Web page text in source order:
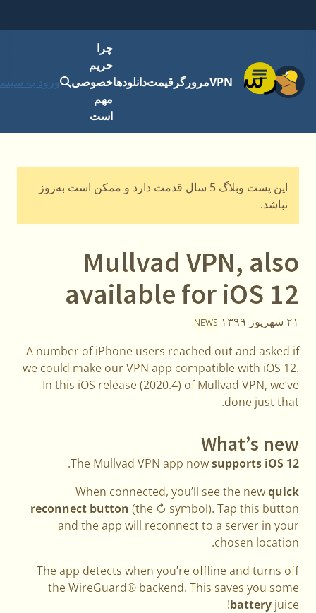
فهرست
VPNمرورگرقیمتدانلودها
چرا
حریم
خصوصی
مهم
است
ورود به
این پست وبلاگ 5 سال قدمت دارد و ممکن است به‌روز
نباشد.
Mullvad VPN, also
available for iOS 12
۲۱ شهریور ۱۳۹۹ NEWS
A number of iPhone users reached out and asked if
we could make our VPN app compatible with iOS 12.
In this iOS release (2020.4) of Mullvad VPN, we’ve
done just that.
What’s new
The Mullvad VPN app nowsupports iOS 12
.
When connected, you’ll see the newquick
reconnect button (the ↻ symbol). Tap this button
and the app will reconnect to a server in your
chosen location.
The app detects when you’re offline and turns off
the WireGuard® backend. This saves you some
battery juice!